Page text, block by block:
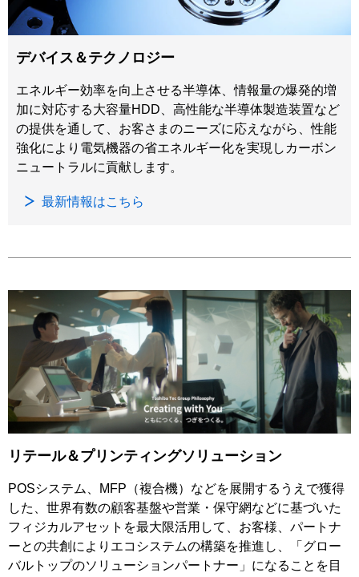
デバイス＆テクノロジー
エネルギー効率を向上させる半導体、情報量の爆発的増
加に対応する大容量HDD、高性能な半導体製造装置など
の提供を通して、お客さまのニーズに応えながら、性能
強化により電気機器の省エネルギー化を実現しカーボン
ニュートラルに貢献します。
最新情報はこちら
リテール＆プリンティングソリューション
POSシステム、MFP（複合機）などを展開するうえで獲得
した、世界有数の顧客基盤や営業・保守網などに基づいた
フィジカルアセットを最大限活用して、お客様、パートナ
ーとの共創によりエコシステムの構築を推進し、「グロー
バルトップのソリューションパートナー」になることを目